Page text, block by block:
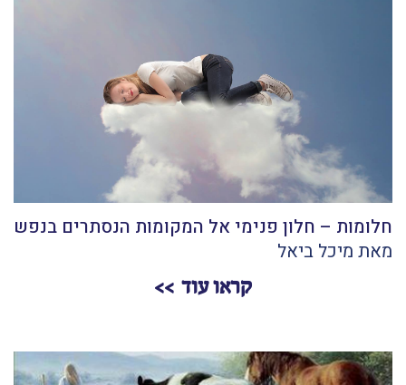
חלומות – חלון פנימי אל המקומות הנסתרים בנפש
מאת מיכל ביאל
קראו עוד